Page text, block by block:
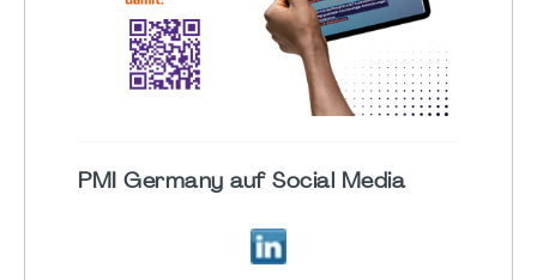
PMI Germany auf Social Media